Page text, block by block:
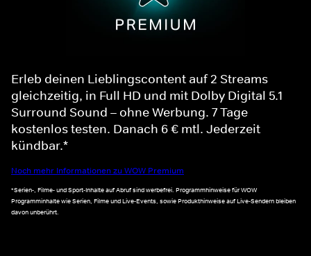
Erleb deinen Lieblingscontent auf 2 Streams
gleichzeitig, in Full HD und mit Dolby Digital 5.1
Surround Sound – ohne Werbung. 7 Tage
kostenlos testen. Danach 6 € mtl. Jederzeit
kündbar.*
Noch mehr Informationen zu WOW Premium
*Serien-, Filme- und Sport-Inhalte auf Abruf sind werbefrei. Programmhinweise für WOW
Programminhalte wie Serien, Filme und Live-Events, sowie Produkthinweise auf Live-Sendern bleiben
davon unberührt.